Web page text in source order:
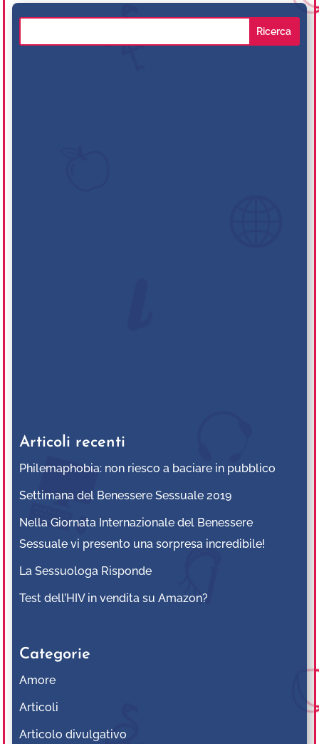
Articoli recenti
Philemaphobia: non riesco a baciare in pubblico
Settimana del Benessere Sessuale 2019
Nella Giornata Internazionale del Benessere
Sessuale vi presento una sorpresa incredibile!
La Sessuologa Risponde
Test dell’HIV in vendita su Amazon?
Categorie
Amore
Articoli
Articolo divulgativo